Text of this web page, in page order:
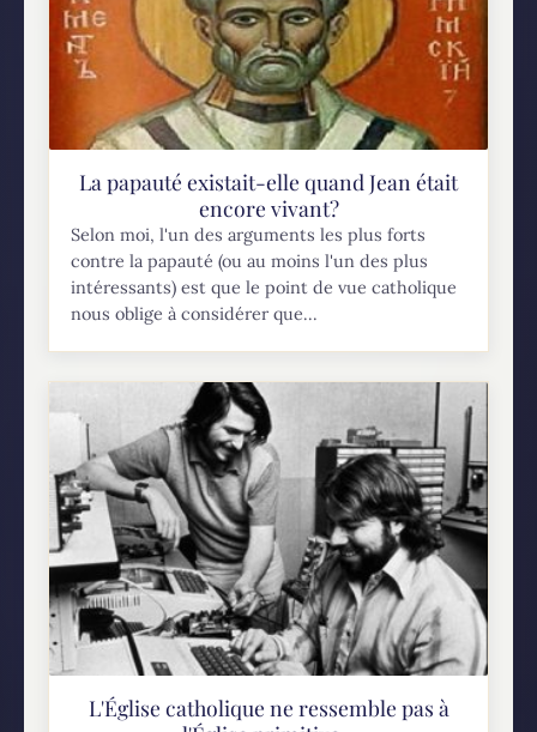
La papauté existait-elle quand Jean était
encore vivant?
Selon moi, l'un des arguments les plus forts
contre la papauté (ou au moins l'un des plus
intéressants) est que le point de vue catholique
nous oblige à considérer que...
L'Église catholique ne ressemble pas à